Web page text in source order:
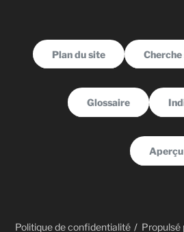
Plan du site
Glossaire
Politique de confidentialité Propulsé